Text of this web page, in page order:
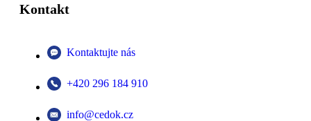
Kontakt
Kontaktujte nás
+420 296 184 910
info@cedok.cz